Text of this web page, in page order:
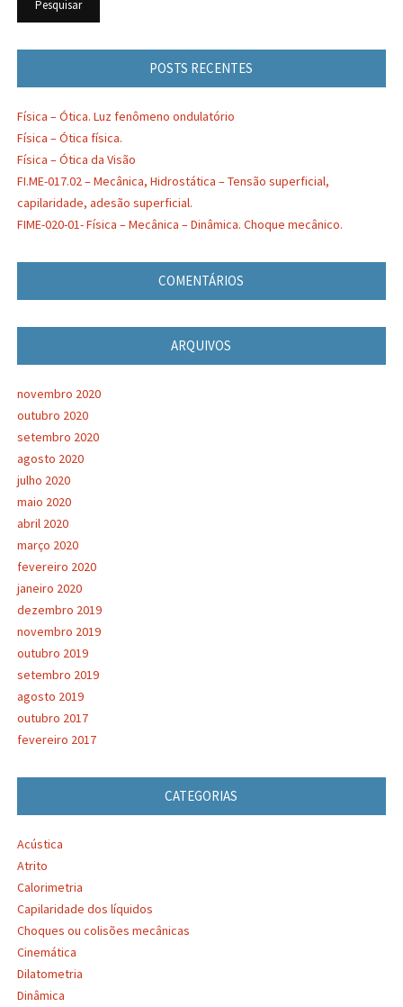
POSTS RECENTES
Física – Ótica. Luz fenômeno ondulatório
Física – Ótica física.
Física – Ótica da Visão
FI.ME-017.02 – Mecânica, Hidrostática – Tensão superficial,
capilaridade, adesão superficial.
FIME-020-01- Física – Mecânica – Dinâmica. Choque mecânico.
COMENTÁRIOS
ARQUIVOS
novembro 2020
outubro 2020
setembro 2020
agosto 2020
julho 2020
maio 2020
abril 2020
março 2020
fevereiro 2020
janeiro 2020
dezembro 2019
novembro 2019
outubro 2019
setembro 2019
agosto 2019
outubro 2017
fevereiro 2017
CATEGORIAS
Acústica
Atrito
Calorimetria
Capilaridade dos líquidos
Choques ou colisões mecânicas
Cinemática
Dilatometria
Dinâmica